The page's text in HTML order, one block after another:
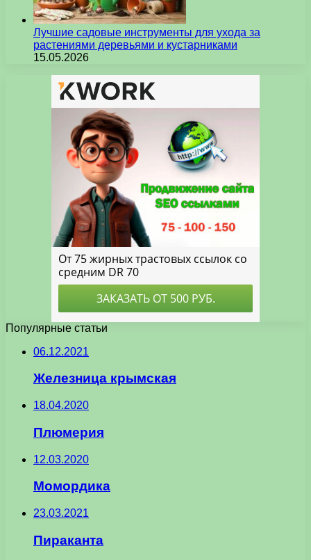
Лучшие садовые инструменты для ухода за
растениями деревьями и кустарниками
15.05.2026
Популярные статьи
06.12.2021
Железница крымская
18.04.2020
Плюмерия
12.03.2020
Момордика
23.03.2021
Пираканта